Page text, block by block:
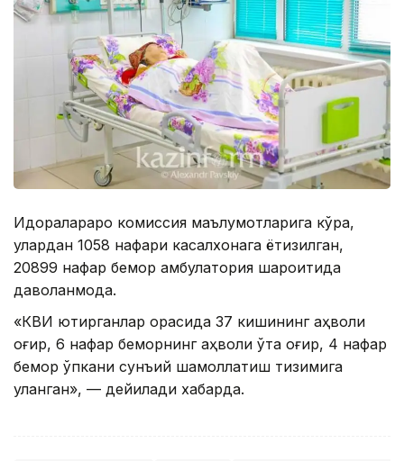
Идоралараро комиссия маълумотларига кўра,
улардан 1058 нафари касалхонага ётқизилган,
20899 нафар бемор амбулатория шароитида
даволанмоқда.
«КВИ юқтирганлар орасида 37 кишининг аҳволи
оғир, 6 нафар беморнинг аҳволи ўта оғир, 4 нафар
бемор ўпкани сунъий шамоллатиш тизимига
уланган», — дейилади хабарда.